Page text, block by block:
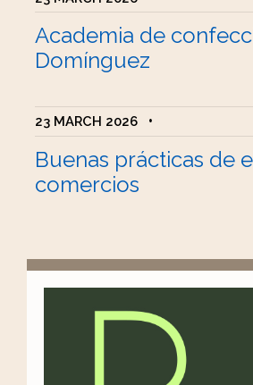
Academia de
Domínguez
23 MARCH 2026 •
Buenas prácticas de
comercios